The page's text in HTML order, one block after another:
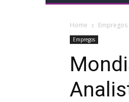
Home Empregos
Empregos